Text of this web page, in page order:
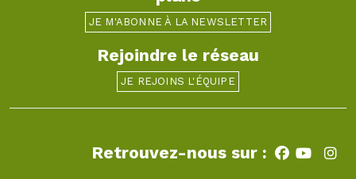
JE M'ABONNE À LA NEWSLETTER
Rejoindre le réseau
JE REJOINS L'ÉQUIPE
Retrouvez-nous sur :